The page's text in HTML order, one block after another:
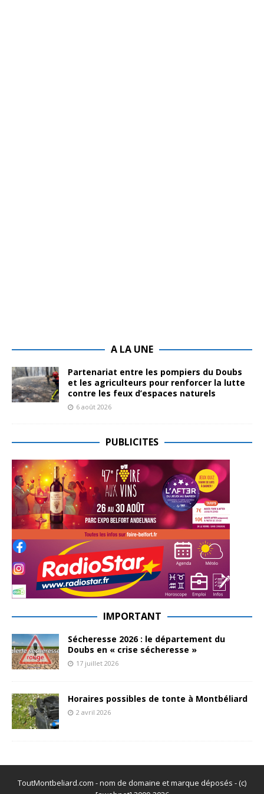
A LA UNE
Partenariat entre les pompiers du Doubs
et les agriculteurs pour renforcer la lutte
contre les feux d’espaces naturels
6 août 2026
PUBLICITES
IMPORTANT
Sécheresse 2026 : le département du
Doubs en « crise sécheresse »
17 juillet 2026
Horaires possibles de tonte à Montbéliard
2 avril 2026
ToutMontbeliard.com - nom de domaine et marque déposés - (c)